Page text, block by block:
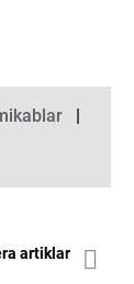
artiklar